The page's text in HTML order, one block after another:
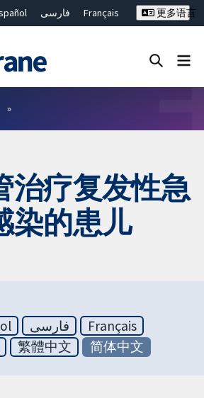
فارسی
Français
更多语言
治疗复发性急
染的患儿
فارسی
Français
繁體中文 简体中文